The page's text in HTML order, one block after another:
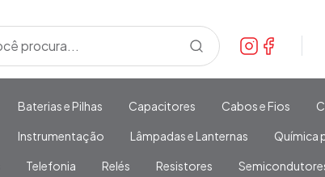
Baterias e Pilhas Capacitores Cabos e Fios
Instrumentação Lâmpadas e Lanternas Química
Telefonia Relés Resistores